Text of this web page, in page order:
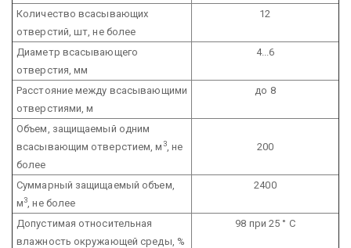
Количество всасывающих
отверстий, шт, не более
12
Диаметр всасывающего
отверстия, мм
4...6
Расстояние между всасывающими
отверстиями, м
до 8
Объем, защищаемый одним
всасывающим отверстием, м3, не
более
200
Суммарный защищаемый объем,
м3 , не более
2400
Допустимая относительная
влажность окружающей среды, %
98 при 25 ° С